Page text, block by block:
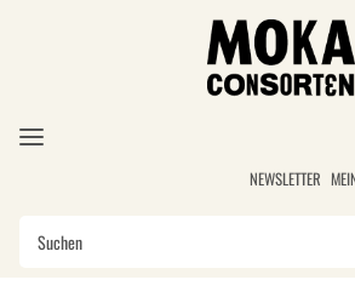
NEWSLETTER